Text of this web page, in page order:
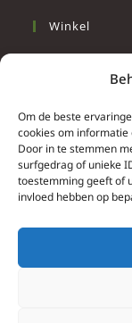
Om de beste
cookies om
Door in te stemmen
surfgedrag of unieke
toestemming geeft of
invloed hebben op
Winkel
Wonen
Info
Contacteer ons